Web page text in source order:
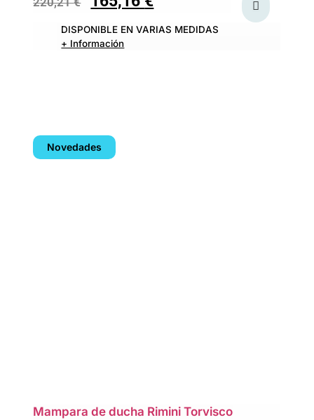
DISPONIBLE EN VARIAS MEDIDAS
+ Información
Novedades
Mampara de ducha Rimini Torvisco